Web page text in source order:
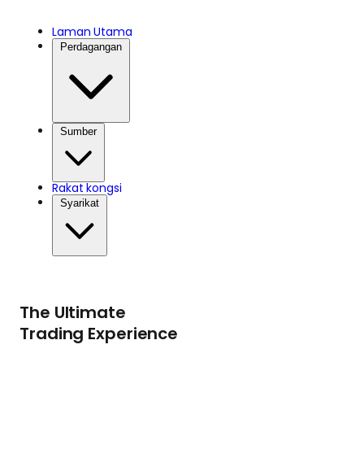
Laman Utama
Perdagangan
Sumber
Rakat kongsi
Syarikat
The Ultimate
Trading Experience